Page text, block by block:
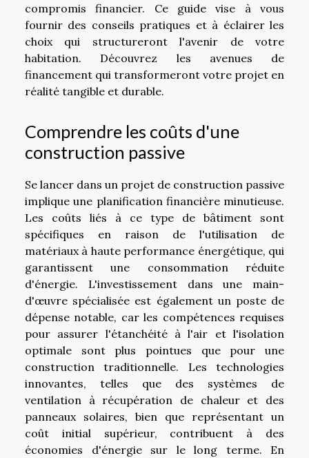
compromis financier. Ce guide vise à vous
fournir des conseils pratiques et à éclairer les
choix qui structureront l'avenir de votre
habitation. Découvrez les avenues de
financement qui transformeront votre projet en
réalité tangible et durable.
Comprendre les coûts d'une
construction passive
Se lancer dans un projet de construction passive
implique une planification financière minutieuse.
Les coûts liés à ce type de bâtiment sont
spécifiques en raison de l'utilisation de
matériaux à haute performance énergétique, qui
garantissent une consommation réduite
d'énergie. L'investissement dans une main-
d'œuvre spécialisée est également un poste de
dépense notable, car les compétences requises
pour assurer l'étanchéité à l'air et l'isolation
optimale sont plus pointues que pour une
construction traditionnelle. Les technologies
innovantes, telles que des systèmes de
ventilation à récupération de chaleur et des
panneaux solaires, bien que représentant un
coût initial supérieur, contribuent à des
économies d'énergie sur le long terme. En